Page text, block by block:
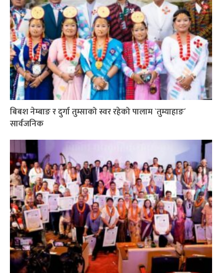
बिबश नेम्बाङ र दुर्गा तुम्साको स्वर रहेको पालाम `तुम्याहाङ´
सार्वजनिक